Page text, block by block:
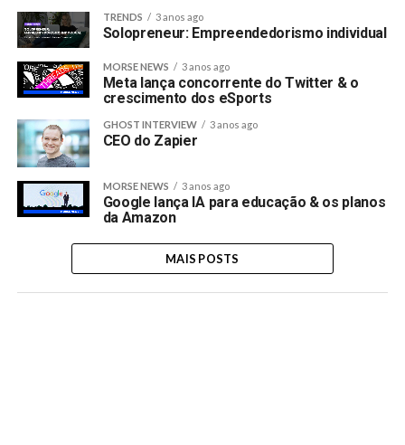
TRENDS 3 anos ago
Solopreneur: Empreendedorismo individual
MORSE NEWS 3 anos ago
Meta lança concorrente do Twitter & o
crescimento dos eSports
GHOST INTERVIEW 3 anos ago
CEO do Zapier
MORSE NEWS 3 anos ago
Google lança IA para educação & os planos
da Amazon
MAIS POSTS